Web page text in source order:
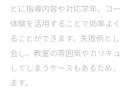
成績アップを目指すな
個別指導塾体験で
す
無料体験で学習目
ぶ
とに指導内容や対応学年、コ
体験を活用することで効率よ
ることができます。失敗例と
会し、教室の雰囲気やカリキ
してしまうケースもあるため
ます。